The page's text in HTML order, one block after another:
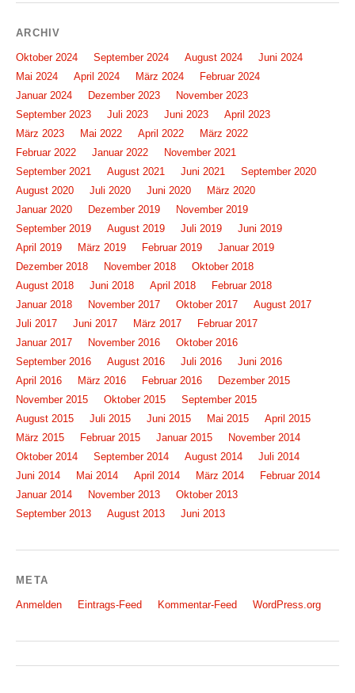
ARCHIV
Oktober 2024 September 2024 August 2024
Juni 2024
Mai 2024
April 2024 März 2024
Februar 2024
Januar 2024
Dezember 2023
November 2023
September 2023
Juli 2023 Juni 2023
April 2023
März 2023
Mai 2022 April 2022
März 2022
Februar 2022
Januar 2022
November 2021
September 2021
August 2021 Juni 2021
September 2020
August 2020
Juli 2020 Juni 2020
März 2020
Januar 2020
Dezember 2019
November 2019
September 2019
August 2019 Juli 2019
Juni 2019
April 2019
März 2019 Februar 2019
Januar 2019
Dezember 2018
November 2018
Oktober 2018
August 2018
Juni 2018 April 2018
Februar 2018
Januar 2018
November 2017 Oktober 2017
August 2017
Juli 2017
Juni 2017 März 2017
Februar 2017
Januar 2017
November 2016
Oktober 2016
September 2016
August 2016 Juli 2016
Juni 2016
April 2016
März 2016 Februar 2016
Dezember 2015
November 2015
Oktober 2015
September 2015
August 2015
Juli 2015 Juni 2015 Mai 2015
April 2015
März 2015
Februar 2015 Januar 2015
November 2014
Oktober 2014
September 2014 August 2014
Juli 2014
Juni 2014
Mai 2014 April 2014 März 2014
Februar 2014
Januar 2014
November 2013
Oktober 2013
September 2013
August 2013 Juni 2013
META
Anmelden Eintrags-Feed Kommentar-Feed WordPress.org